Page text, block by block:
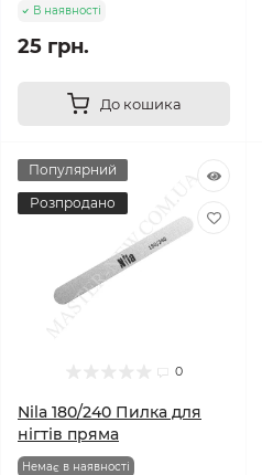
В наявності
25 грн.
До кошика
Популярний
Розпродано
0
Nila 180/240 Пилка для
нігтів пряма
Немає в наявності